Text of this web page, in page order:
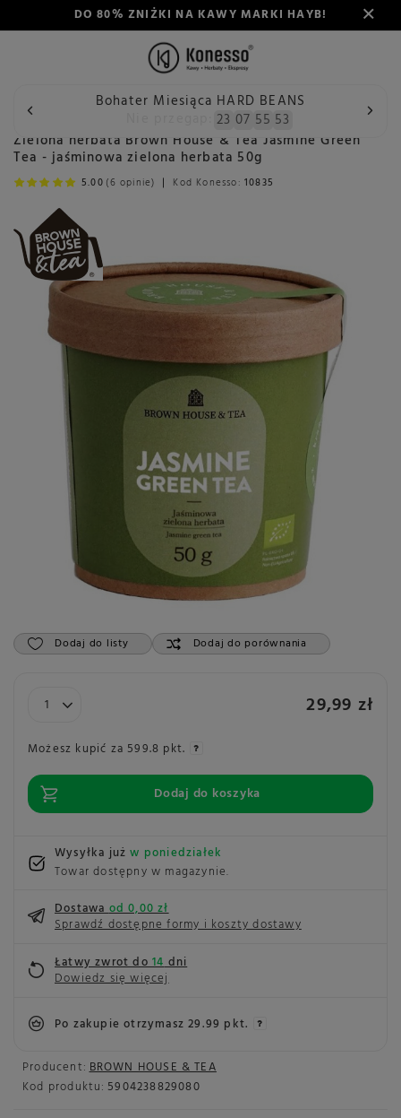
DO 80% ZNIŻKI NA KAWY MARKI HAYB!
Bohater Miesiąca HARD BEANS
23 07 55 53
Wstecz Konesso Herbata Rodzaj Herbata zielona
Zielona herbata Brown House & Tea Jasmine Green
Tea - jaśminowa zielona herbata 50g
5.00 (6 opinie) Kod Konesso: 10835
Dodaj do listy Dodaj do porównania
Producent: BROWN HOUSE & TEA
Kod produktu: 5904238829080
29,99 zł
Możesz kupić za 599.8 pkt.
Dodaj do koszyka
Wysyłka jużw poniedziałek
Towar dostępny w magazynie
Dostawaod 0,00 zł
Sprawdź dostępne formy i koszty dostawy
Łatwy zwrot do14dni
Dowiedz się więcej
Po zakupie otrzymasz29.99 pkt.